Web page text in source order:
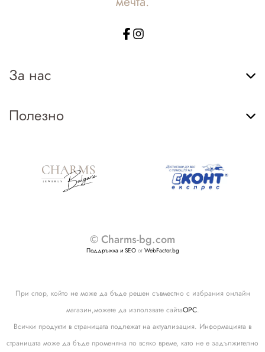
За нас
Полезно
© Charms-bg.com
Поддръжка и SEOот WebFactor.bg
При спор, който не може да бъде решен съвместно с избрания онлайн
магазин,можете да използвате сайтаОРС.
Всички продукти в страницата подлежат на актуализация. Информацията в
страницата може да бъде променяна по всяко време, като не е задължително